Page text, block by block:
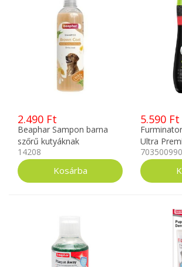
2.490 Ft
Beaphar Sampon barna
szőrű kutyáknak
manukamézzel 250ml
14208
5.590 Ft
Ultra
473ml